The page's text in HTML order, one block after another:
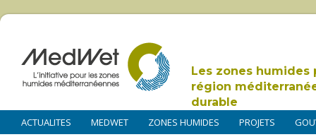
Les zones humides
région
durable
ACTUALITES MEDWET ZONES HUMIDES PROJETS